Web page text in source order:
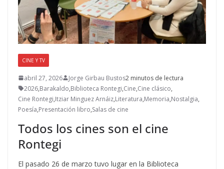
CINE Y TV
abril 27, 2026 Jorge Girbau Bustos2 minutos de lectura
2026,Barakaldo,Biblioteca Rontegi,Cine,Cine clásico,
Cine Rontegi,Itziar Minguez Arnáiz,Literatura,Memoria,Nostalgia,
Poesía,Presentación libro,Salas de cine
Todos los cines son el cine
Rontegi
El pasado 26 de marzo tuvo lugar en la Biblioteca